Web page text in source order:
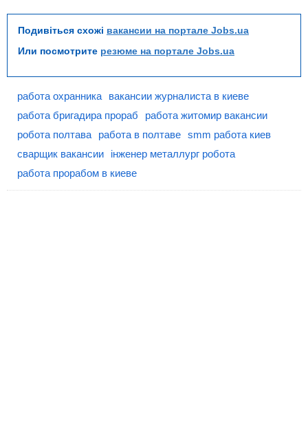
Подивіться схожі вакансии на портале Jobs.ua
Или посмотрите резюме на портале Jobs.ua
работа охранника
вакансии журналиста в киеве
работа бригадира прораб
работа житомир вакансии
робота полтава
работа в полтаве smm работа киев
сварщик вакансии
інженер металлург робота
работа прорабом в киеве